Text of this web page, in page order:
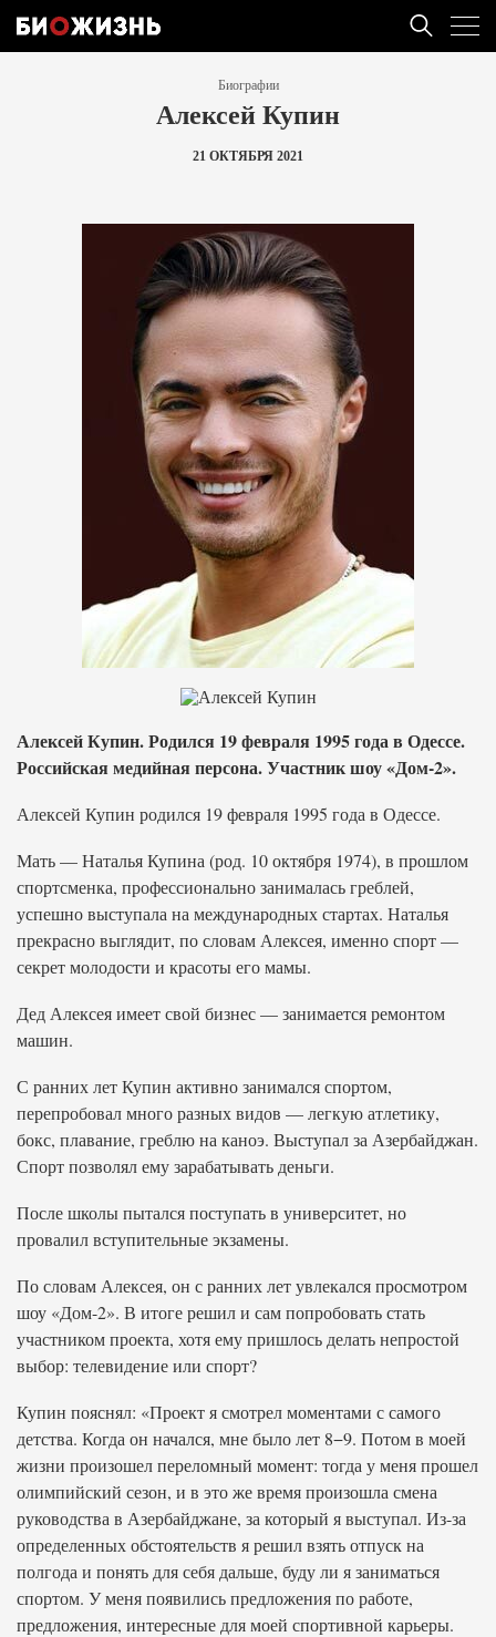
Биографии
Алексей Купин
21 ОКТЯБРЯ 2021
Алексей Купин. Родился 19 февраля 1995 года в Одессе.
Российская медийная персона. Участник шоу «Дом-2».
Алексей Купин родился 19 февраля 1995 года в Одессе.
Мать — Наталья Купина (род. 10 октября 1974), в прошлом
спортсменка, профессионально занималась греблей,
успешно выступала на международных стартах. Наталья
прекрасно выглядит, по словам Алексея, именно спорт —
секрет молодости и красоты его мамы.
Дед Алексея имеет свой бизнес — занимается ремонтом
машин.
С ранних лет Купин активно занимался спортом,
перепробовал много разных видов — легкую атлетику,
бокс, плавание, греблю на каноэ. Выступал за Азербайджан.
Спорт позволял ему зарабатывать деньги.
После школы пытался поступать в университет, но
провалил вступительные экзамены.
По словам Алексея, он с ранних лет увлекался просмотром
шоу «Дом-2». В итоге решил и сам попробовать стать
участником проекта, хотя ему пришлось делать непростой
выбор: телевидение или спорт?
Купин пояснял: «Проект я смотрел моментами с самого
детства. Когда он начался, мне было лет 8−9. Потом в моей
жизни произошел переломный момент: тогда у меня прошел
олимпийский сезон, и в это же время произошла смена
руководства в Азербайджане, за который я выступал. Из-за
определенных обстоятельств я решил взять отпуск на
полгода и понять для себя дальше, буду ли я заниматься
спортом. У меня появились предложения по работе,
предложения, интересные для моей спортивной карьеры.